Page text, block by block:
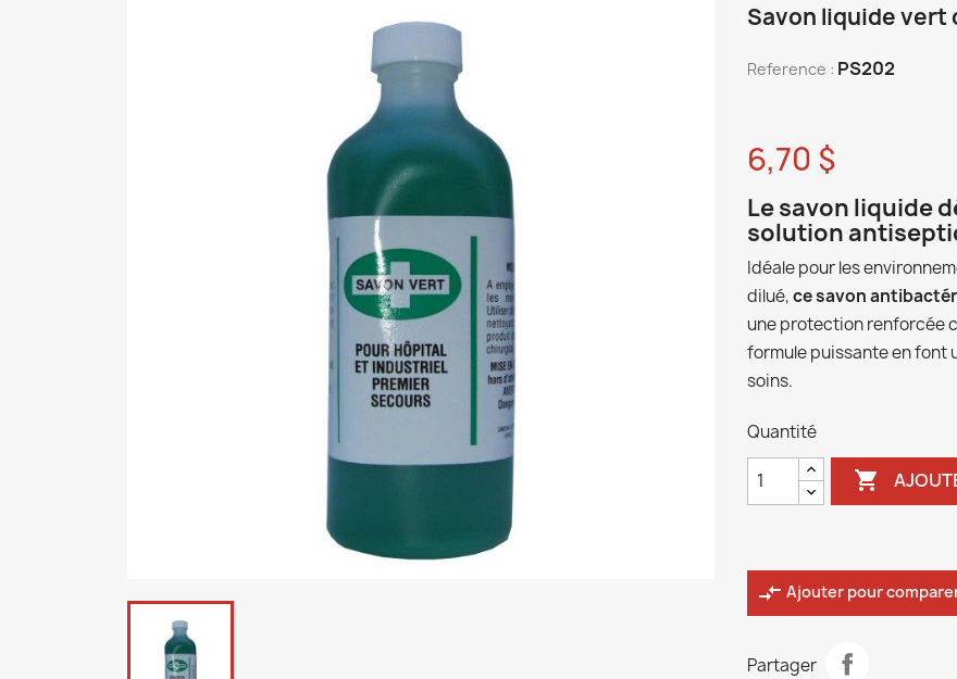
Savon liquide vert
Reference : PS202
6,70 $
Le savon liquide
solution
Idéale pour les
dilué,ce savon
une protection renforcée
formule puissante en font
soins.
Quantité

compare_arrows Ajouter pour
Partager